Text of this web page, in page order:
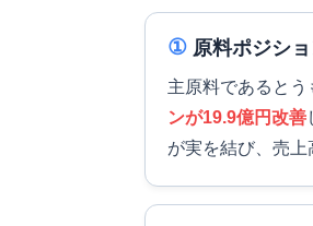
① 原料ポジシ
主原料であるとう
ンが19.9億円改善
が実を結び、売上